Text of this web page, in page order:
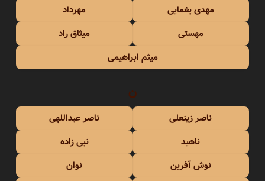
مهدی یغمایی
مهرداد
مهستی
میثاق راد
میثم ابراهیمی
ن
ناصر زینعلی
ناصر عبداللهی
ناهید
نبی زاده
نوش آفرین
نوان